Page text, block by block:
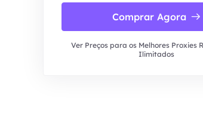
Comprar Agora
Ver Preços para os Melhores Proxies
Ilimitados